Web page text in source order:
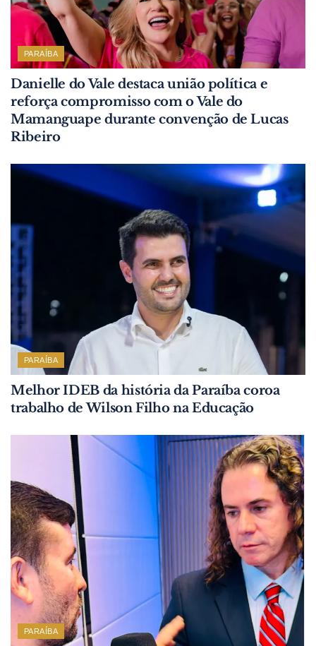
PARAÍBA
Danielle do Vale destaca união política e
reforça compromisso com o Vale do
Mamanguape durante convenção de Lucas
Ribeiro
PARAÍBA
Melhor IDEB da história da Paraíba coroa
trabalho de Wilson Filho na Educação
PARAÍBA